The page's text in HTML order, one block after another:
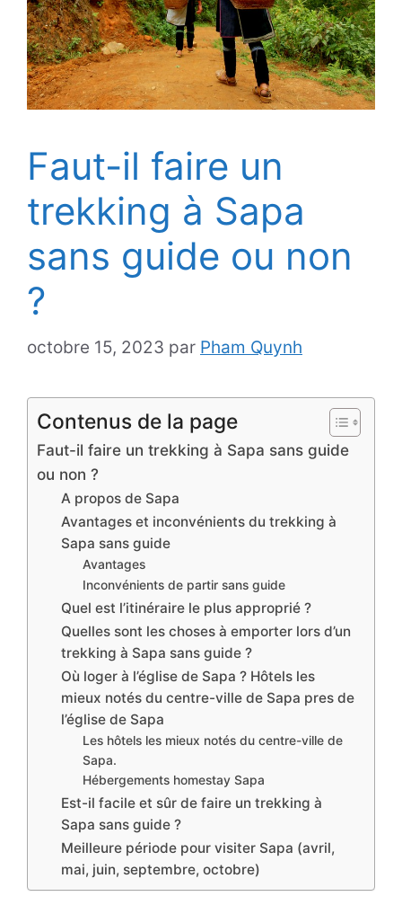
Faut-il faire un
trekking à Sapa
sans guide ou non
?
octobre 15, 2023 par Pham Quynh
Contenus de la page
Faut-il faire un trekking à Sapa sans guide
ou non ?
A propos de Sapa
Avantages et inconvénients du trekking à
Sapa sans guide
Avantages
Inconvénients de partir sans guide
Quel est l’itinéraire le plus approprié ?
Quelles sont les choses à emporter lors d’un
trekking à Sapa sans guide ?
Où loger à l’église de Sapa ? Hôtels les
mieux notés du centre-ville de Sapa pres de
l’église de Sapa
Les hôtels les mieux notés du centre-ville de
Sapa.
Hébergements homestay Sapa
Est-il facile et sûr de faire un trekking à
Sapa sans guide ?
Meilleure période pour visiter Sapa (avril,
mai, juin, septembre, octobre)